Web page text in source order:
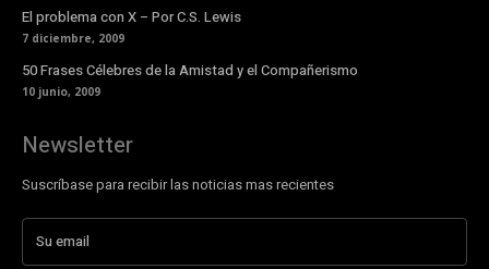
El problema con X – Por C.S. Lewis
7 diciembre, 2009
50 Frases Célebres de la Amistad y el Compañerismo
10 junio, 2009
Newsletter
Suscríbase para recibir las noticias mas recientes